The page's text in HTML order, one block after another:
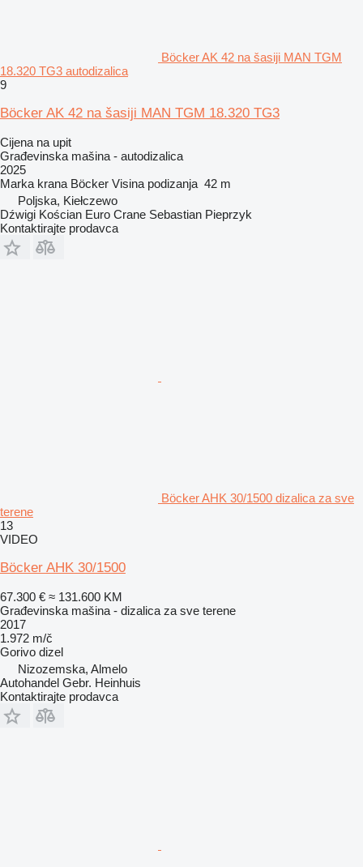
Böcker AK 42 na šasiji MAN TGM
18.320 TG3 autodizalica
9
Böcker AK 42 na šasiji MAN TGM 18.320 TG3
Cijena na upit
Građevinska mašina - autodizalica
2025
Marka krana Böcker Visina podizanja 42 m
Poljska, Kiełczewo
Dźwigi Kościan Euro Crane Sebastian Pieprzyk
Kontaktirajte prodavca
Böcker AHK 30/1500 dizalica za sve
terene
13
VIDEO
Böcker AHK 30/1500
67.300 € ≈ 131.600 KM
Građevinska mašina - dizalica za sve terene
2017
1.972 m/č
Gorivo dizel
Nizozemska, Almelo
Autohandel Gebr. Heinhuis
Kontaktirajte prodavca